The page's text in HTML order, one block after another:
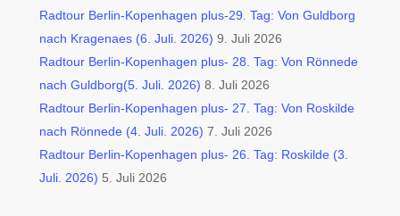
Radtour Berlin-Kopenhagen plus-29. Tag: Von Guldborg
nach Kragenaes (6. Juli. 2026) 9. Juli 2026
Radtour Berlin-Kopenhagen plus- 28. Tag: Von Rönnede
nach Guldborg(5. Juli. 2026) 8. Juli 2026
Radtour Berlin-Kopenhagen plus- 27. Tag: Von Roskilde
nach Rönnede (4. Juli. 2026) 7. Juli 2026
Radtour Berlin-Kopenhagen plus- 26. Tag: Roskilde (3.
Juli. 2026) 5. Juli 2026